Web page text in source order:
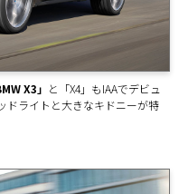
X3」 と「X4」もIAAでデビュ
ドライトと大きなキドニーが特